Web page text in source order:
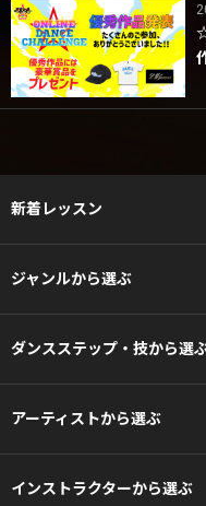
新着レッスン
ジャンルから選ぶ
ダンスステップ・技から選
アーティストから選ぶ
インストラクターから選ぶ